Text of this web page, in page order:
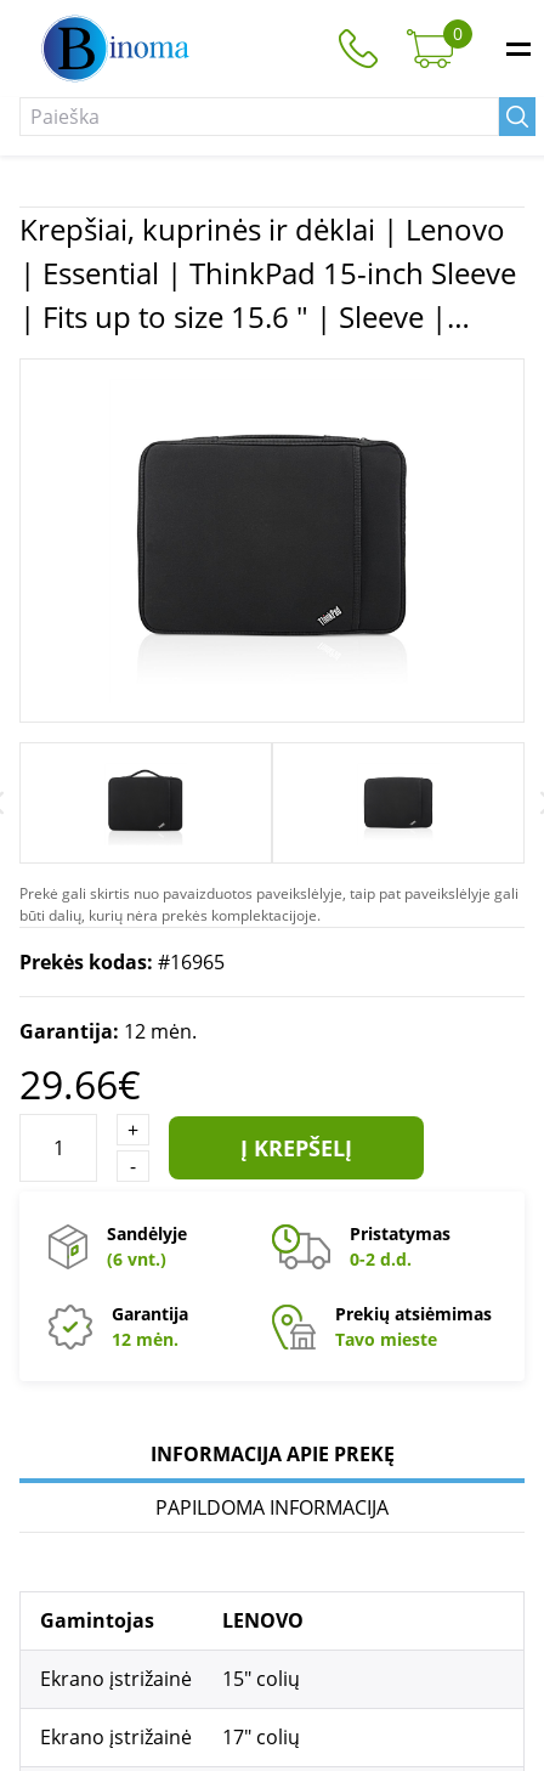
0
Krepšiai, kuprinės ir dėklai | Lenovo
| Essential | ThinkPad 15-inch Sleeve
| Fits up to size 15.6 " | Sleeve |
Black
Prekė gali skirtis nuo pavaizduotos paveikslėlyje, taip pat paveikslėlyje gali
būti dalių, kurių nėra prekės komplektacijoje.
Prekės kodas: #16965
Garantija: 12 mėn.
29.66€
+
-
Į KREPŠELĮ
Sandėlyje
(6 vnt.)
Pristatymas
0-2 d.d.
Garantija
12 mėn.
Prekių atsiėmimas
Tavo mieste
INFORMACIJA APIE PREKĘ
PAPILDOMA INFORMACIJA
Gamintojas LENOVO
Ekrano įstrižainė 15" colių
Ekrano įstrižainė 17" colių